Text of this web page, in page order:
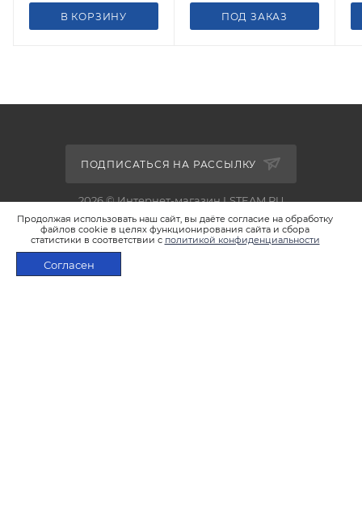
Продолжая использовать наш сайт, вы даёте согласие на обработку
файлов cookie в целях функционирования сайта и сбора
статистики в соответствии с политикой конфиденциальности
Согласен
В КОРЗИНУ ПОД ЗАКАЗ
ПОДПИСАТЬСЯ НА РАССЫЛКУ
2026 © Интернет-магазин LSTEAM.RU